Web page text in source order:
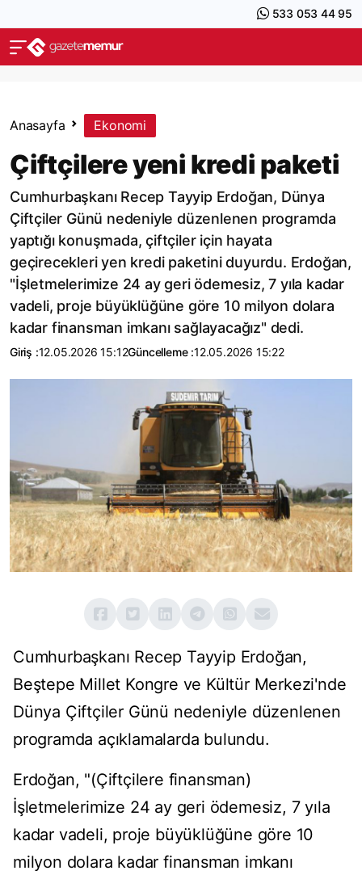
533 053 44 95
Anasayfa Ekonomi
Çiftçilere yeni kredi paketi
Cumhurbaşkanı Recep Tayyip Erdoğan, Dünya
Çiftçiler Günü nedeniyle düzenlenen programda
yaptığı konuşmada, çiftçiler için hayata
geçirecekleri yen kredi paketini duyurdu. Erdoğan,
"İşletmelerimize 24 ay geri ödemesiz, 7 yıla kadar
vadeli, proje büyüklüğüne göre 10 milyon dolara
kadar finansman imkanı sağlayacağız" dedi.
Giriş :12.05.2026 15:12Güncelleme :12.05.2026 15:22
Cumhurbaşkanı Recep Tayyip Erdoğan,
Beştepe Millet Kongre ve Kültür Merkezi'nde
Dünya Çiftçiler Günü nedeniyle düzenlenen
programda açıklamalarda bulundu.
Erdoğan, "(Çiftçilere finansman)
İşletmelerimize 24 ay geri ödemesiz, 7 yıla
kadar vadeli, proje büyüklüğüne göre 10
milyon dolara kadar finansman imkanı